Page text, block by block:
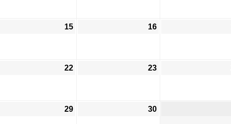
15 16
22 23
29 30